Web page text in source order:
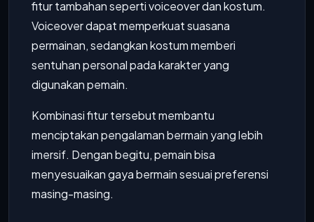
fitur tambahan seperti voiceover dan kostum.
Voiceover dapat memperkuat suasana
permainan, sedangkan kostum memberi
sentuhan personal pada karakter yang
digunakan pemain.
Kombinasi fitur tersebut membantu
menciptakan pengalaman bermain yang lebih
imersif. Dengan begitu, pemain bisa
menyesuaikan gaya bermain sesuai preferensi
masing-masing.